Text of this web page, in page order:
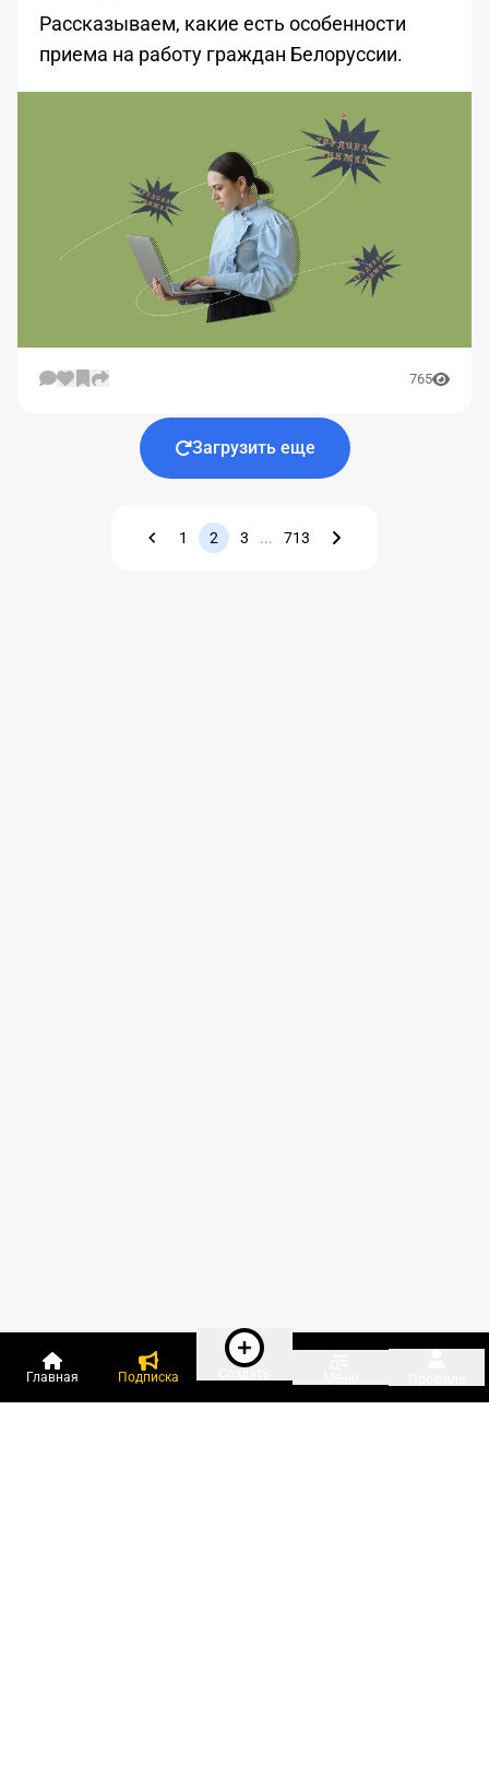
Рассказываем, какие есть особенности
приема на работу граждан Белоруссии.
765
Загрузить еще
Назад
1 2 3 ... 713
Вперед
Главная Подписка